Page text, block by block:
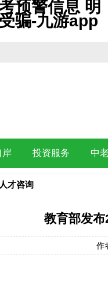
预警信息 明
骗-九游app
岸 投资服务 中
人才咨询
教育部发
作